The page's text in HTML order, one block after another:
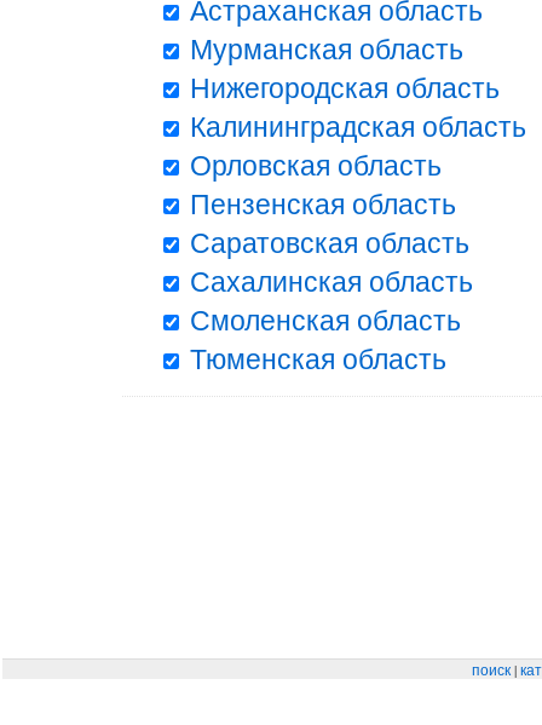
Астраханская область
Мурманская область
Нижегородская область
Калининградская область
Орловская область
Пензенская область
Саратовская область
Сахалинская область
Смоленская область
Тюменская область
поиск|